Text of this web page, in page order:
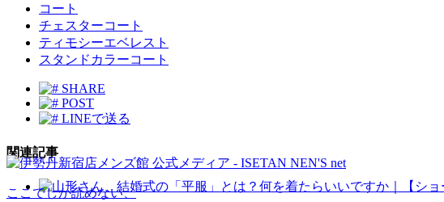
コート
チェスターコート
ティモシーエベレスト
スタンドカラーコート
SHARE
POST
LINEで送る
関連記事
ここでしか読めない、